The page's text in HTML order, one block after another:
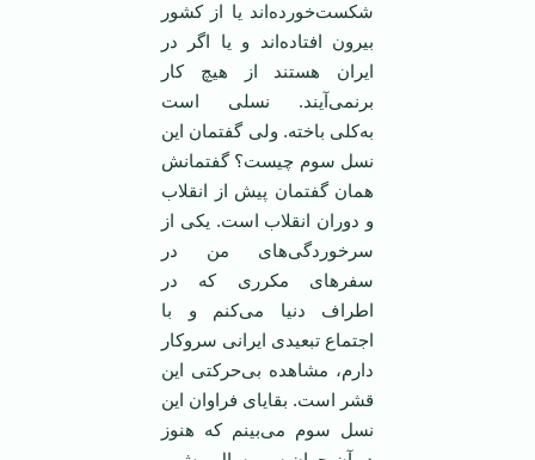
شکست‌خورده‌اند یا از کشور
بیرون افتاده‌اند و یا اگر در
ایران هستند از هیچ کار
برنمی‌آیند. نسلی است
به‌کلی باخته. ولی گفتمان این
نسل سوم چیست؟ گفتمانش‌‌
همان گفتمان پیش از انقلاب
و دوران انقلاب است. یکی از
سرخوردگی‌های من در
سفرهای مکرری که در
اطراف دنیا می‌کنم و با
اجتماع تبعیدی ایرانی سروکار
دارم، مشاهده بی‌حرکتی این
قشر است. بقایای فراوان این
نسل سوم می‌بینم که هنوز